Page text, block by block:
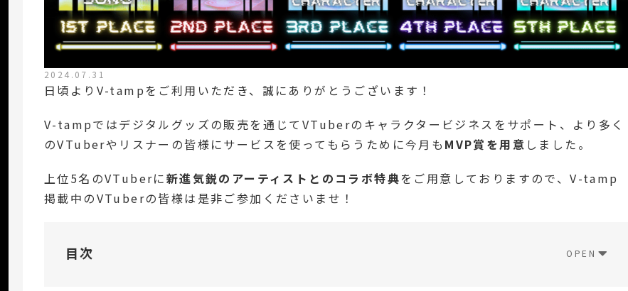
2024.07.31
日頃よりV-tampをご利用いただき、誠にありがとうございます！
V-tampではデジタルグッズの販売を通じてVTuberのキャラクタービジネスをサポート、より多く
のVTuberやリスナーの皆様にサービスを使ってもらうために今月も MVP賞を用意 しました。
上位5名のVTuberに新進気鋭のアーティストとのコラボ特典をご用意しておりますので、V-tamp
掲載中のVTuberの皆様は是非ご参加くださいませ！
目次